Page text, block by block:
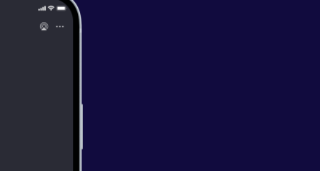
-
Cross